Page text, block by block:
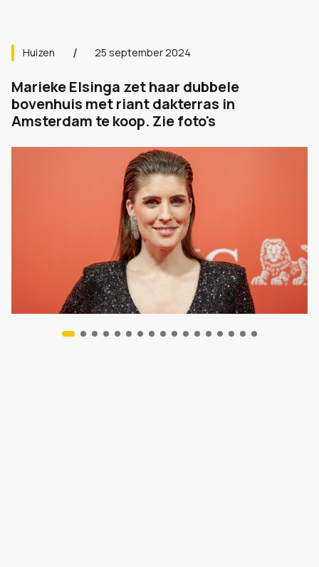
Huizen 25 september 2024
Marieke Elsinga zet haar dubbele
bovenhuis met riant dakterras in
Amsterdam te koop. Zie foto's